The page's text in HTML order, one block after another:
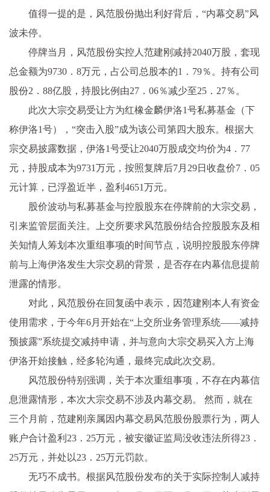
值得一提的是，风范股份抛出利好背后，“内幕交易”风
波未停。
停牌当月，风范股份实控人范建刚减持2040万股，套现
总金额为9730．8万元，占公司总股本的1．79％。持有公司
股份2．88亿股，持股比例由27．06％减少至25．27％。
此次大宗交易受让方为红橡金麟伊洛1号私募基金（下
称伊洛1号），“突击入股”成为该公司第四大股东。根据大
宗交易披露数据，伊洛1号受让2040万股成交均价为4．77
元，持股成本为9731万元，按照复牌后7月29日收盘价7．05
元计算，已浮盈近半，盈利4651万元。
股价波动与私募基金与控股股东在停牌前的大宗交易，
引来监管层面关注。上交所要求风范股份结合控股股东及相
关知情人筹划本次重组事项的时间节点，说明控股股东停牌
前与上海伊洛发生大宗交易的背景，是否存在内幕信息提前
泄露的情形。
对此，风范股份在回复函中表示，因范建刚本人有资金
使用需求，于今年6月开始在“上交所业务管理系统——减持
预披露”系统提交减持申请，并与意向大宗交易买入方上海
伊洛开始接触，经多轮沟通，最终完成此次交易。
风范股份特别强调，关于本次重组事项，不存在内幕信
息泄露情形，本次大宗交易不涉及内幕交易。 然而，就在
三个月前，范建刚亲属因内幕交易风范股份股票行为，两人
账户合计盈利23．25万元，被安徽证监局没收违法所得23．
25万元，并处以23．25万元罚款。
无巧不成书。根据风范股份发布的关于实际控制人减持